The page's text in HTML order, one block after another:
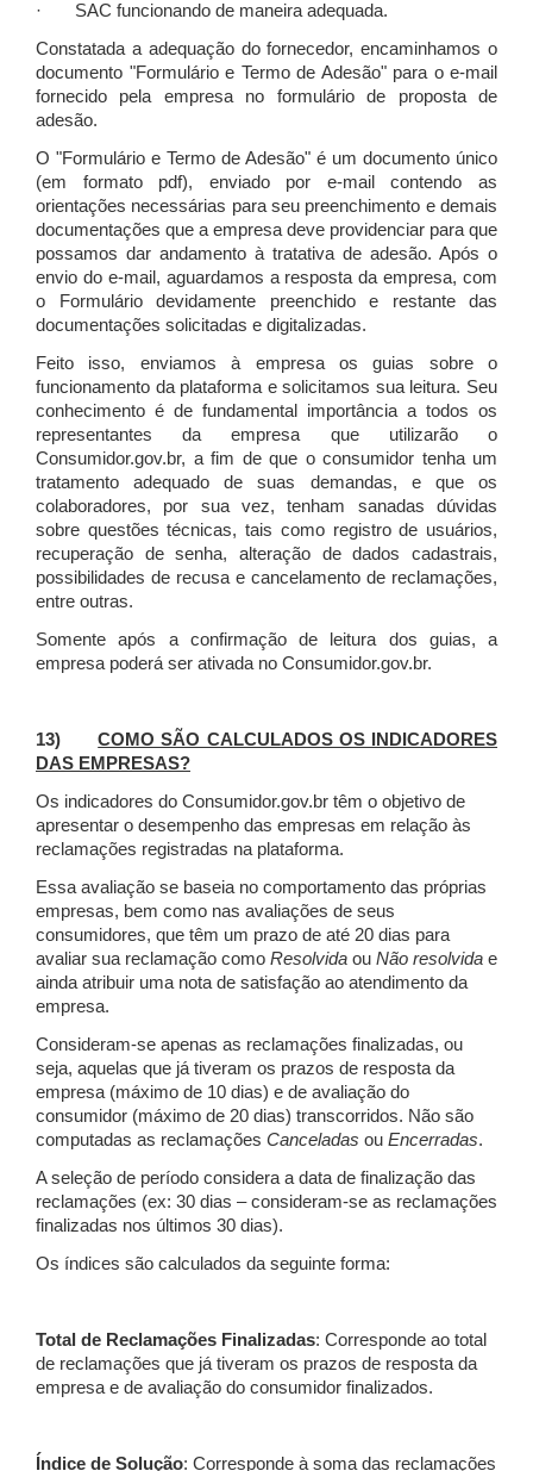
· SAC funcionando de maneira adequada.
Constatada a adequação do fornecedor, encaminhamos o
documento "Formulário e Termo de Adesão" para o e-mail
fornecido pela empresa no formulário de proposta de
adesão.
O "Formulário e Termo de Adesão" é um documento único
(em formato pdf), enviado por e-mail contendo as
orientações necessárias para seu preenchimento e demais
documentações que a empresa deve providenciar para que
possamos dar andamento à tratativa de adesão. Após o
envio do e-mail, aguardamos a resposta da empresa, com
o Formulário devidamente preenchido e restante das
documentações solicitadas e digitalizadas.
Feito isso, enviamos à empresa os guias sobre o
funcionamento da plataforma e solicitamos sua leitura. Seu
conhecimento é de fundamental importância a todos os
representantes da empresa que utilizarão o
Consumidor.gov.br, a fim de que o consumidor tenha um
tratamento adequado de suas demandas, e que os
colaboradores, por sua vez, tenham sanadas dúvidas
sobre questões técnicas, tais como registro de usuários,
recuperação de senha, alteração de dados cadastrais,
possibilidades de recusa e cancelamento de reclamações,
entre outras.
Somente após a confirmação de leitura dos guias, a
empresa poderá ser ativada no Consumidor.gov.br.
13)COMO SÃO CALCULADOS OS INDICADORES
DAS EMPRESAS?
Os indicadores do Consumidor.gov.br têm o objetivo de
apresentar o desempenho das empresas em relação às
reclamações registradas na plataforma.
Essa avaliação se baseia no comportamento das próprias
empresas, bem como nas avaliações de seus
consumidores, que têm um prazo de até 20 dias para
avaliar sua reclamação como Resolvida ou Não resolvida e
ainda atribuir uma nota de satisfação ao atendimento da
empresa.
Consideram-se apenas as reclamações finalizadas, ou
seja, aquelas que já tiveram os prazos de resposta da
empresa (máximo de 10 dias) e de avaliação do
consumidor (máximo de 20 dias) transcorridos. Não são
computadas as reclamações Canceladas ou Encerradas.
A seleção de período considera a data de finalização das
reclamações (ex: 30 dias – consideram-se as reclamações
finalizadas nos últimos 30 dias).
Os índices são calculados da seguinte forma:
Total de Reclamações Finalizadas: Corresponde ao total
de reclamações que já tiveram os prazos de resposta da
empresa e de avaliação do consumidor finalizados.
Índice de Solução: Corresponde à soma das reclamações